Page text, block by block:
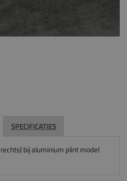
SPECIFICATIES
bij aluminium plint model